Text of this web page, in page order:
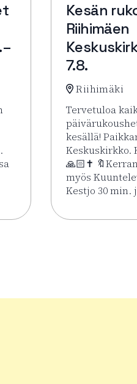
rukoushetket Riihimäen
Kesän
Riihimäen
7.8.
Riihimäki
Tervetuloa
kesällä!
Keskuskirkko.
🙏🏻✝️
myös
Kestjo 30 min.
Lue lisää